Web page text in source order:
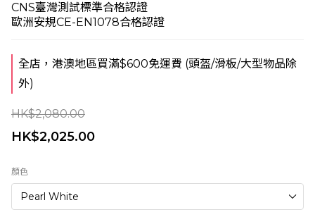
CNS臺灣測試標準合格認證
歐洲安規CE-EN1078合格認證
全店，港澳地區買滿$600免運費 (頭盔/滑板/大型物品除
外)
HK$2,080.00
HK$2,025.00
顏色